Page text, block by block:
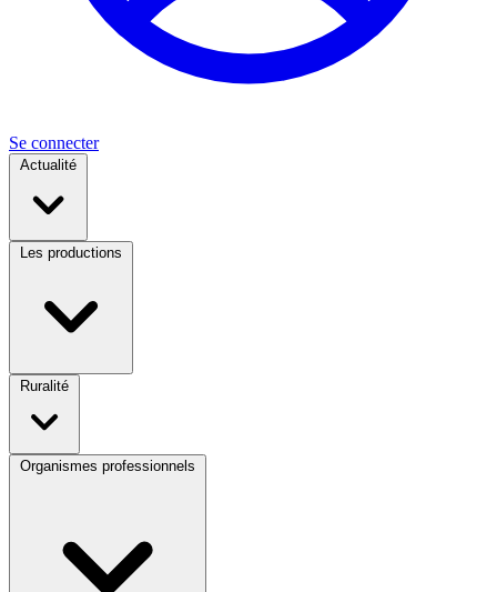
Se connecter
Actualité
Les productions
Ruralité
Organismes professionnels